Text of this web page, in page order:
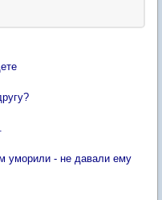
уморили - не давали ему